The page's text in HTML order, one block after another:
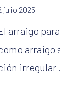
julio 2025
arraigo
arraigo
irregular